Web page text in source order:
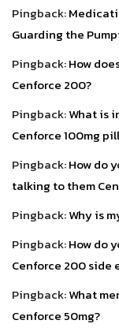
Pingback:
Guarding the
Pingback:How
Cenforce 200?
Pingback:What is
Cenforce 100mg
Pingback:How do
talking to them
Pingback:Why is
Pingback:How do
Cenforce 200 side
Pingback:What
Cenforce 50mg?